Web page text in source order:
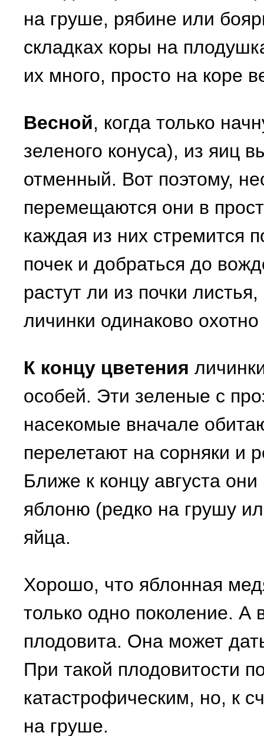
на груше, рябине или
складках коры на
их много, просто на коре
Весной, когда только
зеленого конуса), из яиц
отменный. Вот поэтому,
перемещаются они в
каждая из них стремится
почек и добраться до
растут ли из почки
личинки одинаково
К концу цветения
особей. Эти зеленые с
насекомые вначале
перелетают на сорняки и
Ближе к концу августа
яблоню (редко на грушу
яйца.
Хорошо, что яблонная
только одно поколение. А
плодовита. Она может
При такой плодовитости
катастрофическим, но, к
на груше.